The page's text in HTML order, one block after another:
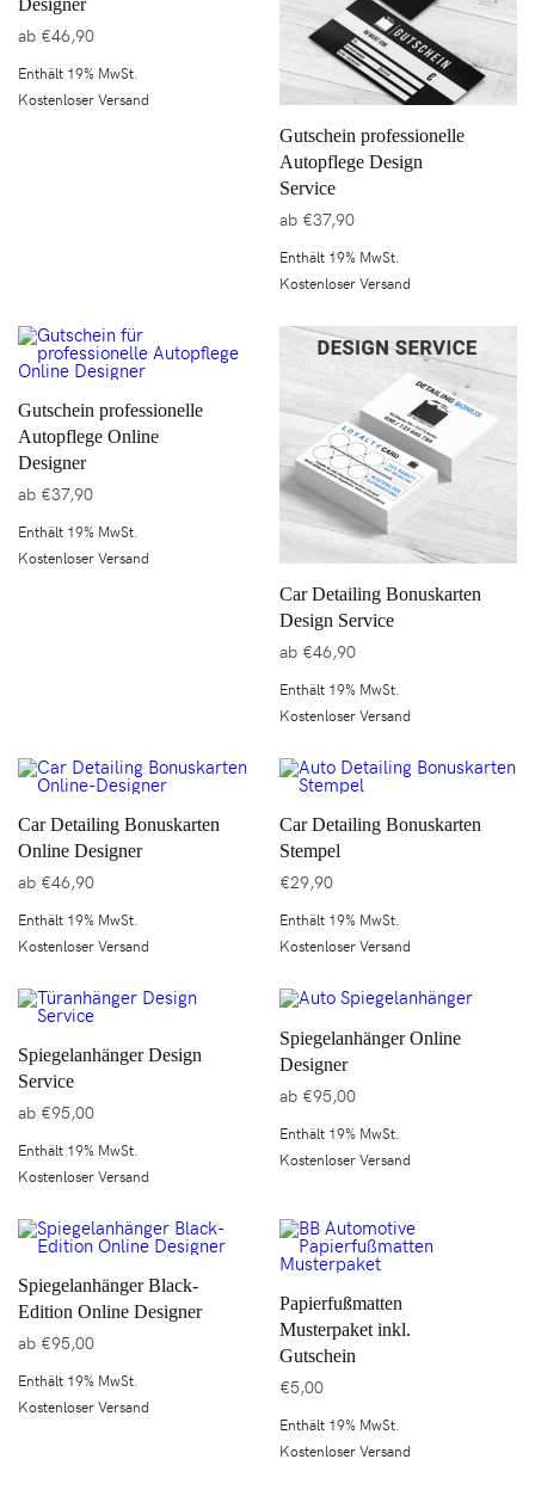
Designer
ab €46,90
Enthält 19% MwSt.
Kostenloser Versand
Gutschein professionelle
Autopflege Design
Service
ab €37,90
Enthält 19% MwSt.
Kostenloser Versand
Gutschein professionelle
Autopflege Online
Designer
ab €37,90
Enthält 19% MwSt.
Kostenloser Versand
Car Detailing Bonuskarten
Design Service
ab €46,90
Enthält 19% MwSt.
Kostenloser Versand
Car Detailing Bonuskarten
Online Designer
ab €46,90
Enthält 19% MwSt.
Kostenloser Versand
Car Detailing Bonuskarten
Stempel
€29,90
Enthält 19% MwSt.
Kostenloser Versand
Spiegelanhänger Design
Service
ab €95,00
Enthält 19% MwSt.
Kostenloser Versand
Spiegelanhänger Online
Designer
ab €95,00
Enthält 19% MwSt.
Kostenloser Versand
Spiegelanhänger Black-
Edition Online Designer
ab €95,00
Enthält 19% MwSt.
Kostenloser Versand
Papierfußmatten
Musterpaket inkl.
Gutschein
€5,00
Enthält 19% MwSt.
Kostenloser Versand